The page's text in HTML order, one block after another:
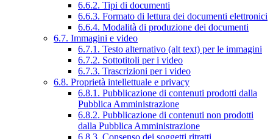
6.6.2. Tipi di documenti
6.6.3. Formato di lettura dei documenti elettronici
6.6.4. Modalità di produzione dei documenti
6.7. Immagini e video
6.7.1. Testo alternativo (alt text) per le immagini
6.7.2. Sottotitoli per i video
6.7.3. Trascrizioni per i video
6.8. Proprietà intellettuale e privacy
6.8.1. Pubblicazione di contenuti prodotti dalla
Pubblica Amministrazione
6.8.2. Pubblicazione di contenuti non prodotti
dalla Pubblica Amministrazione
6.8.3. Consenso dei soggetti ritratti